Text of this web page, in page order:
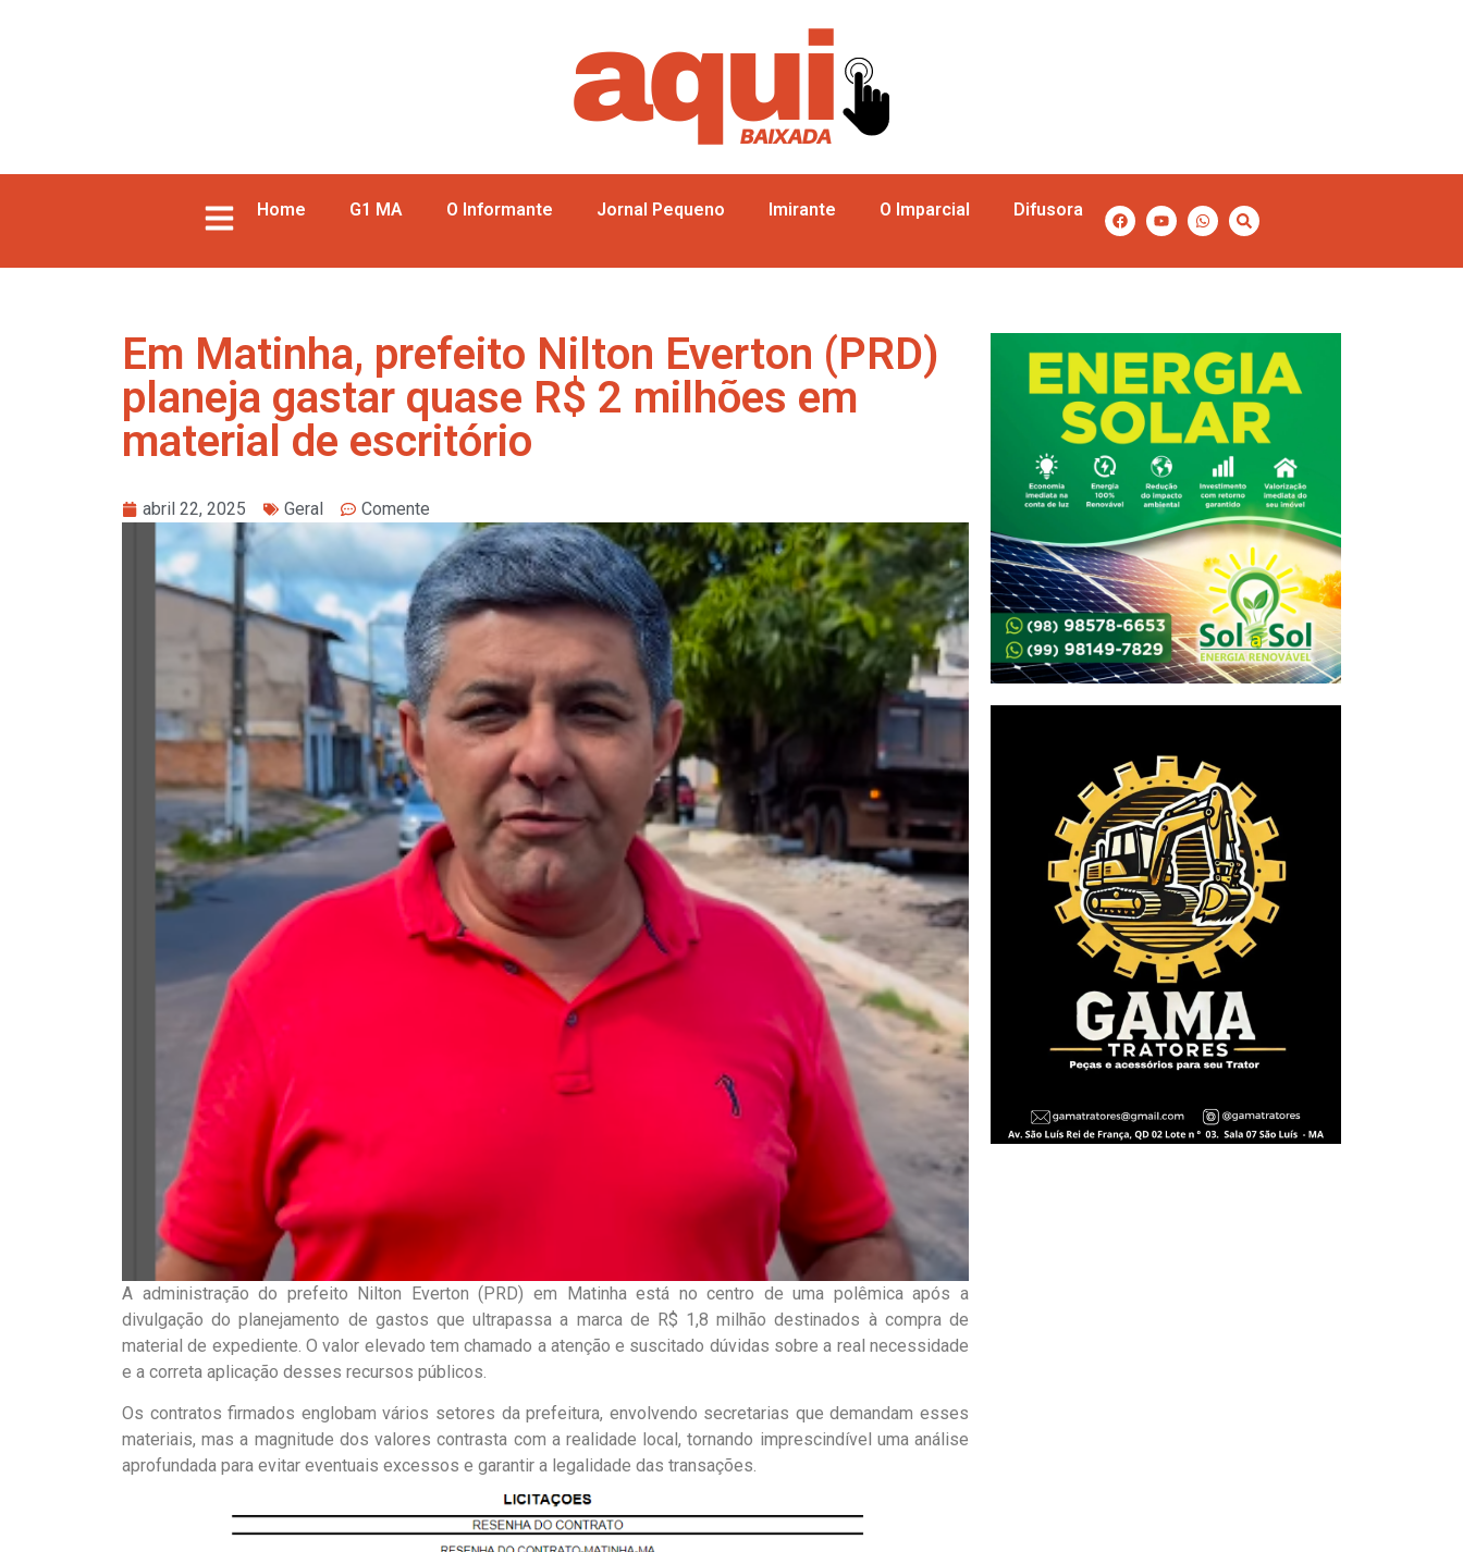
Home G1 MA O Informante Jornal Pequeno Imirante O Imparcial Difusora
Em Matinha, prefeito Nilton Everton (PRD)
planeja gastar quase R$ 2 milhões em
material de escritório
abril 22, 2025 Geral Comente
A administração do prefeito Nilton Everton (PRD) em Matinha está no centro de uma polêmica após a
divulgação do planejamento de gastos que ultrapassa a marca de R$ 1,8 milhão destinados à compra de
material de expediente. O valor elevado tem chamado a atenção e suscitado dúvidas sobre a real necessidade
e a correta aplicação desses recursos públicos.
Os contratos firmados englobam vários setores da prefeitura, envolvendo secretarias que demandam esses
materiais, mas a magnitude dos valores contrasta com a realidade local, tornando imprescindível uma análise
aprofundada para evitar eventuais excessos e garantir a legalidade das transações.